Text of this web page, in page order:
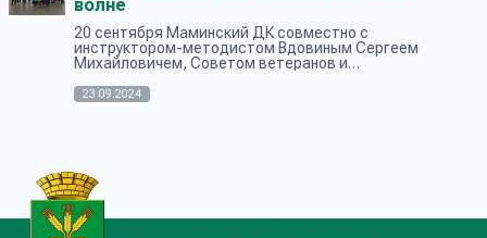
волне
20 сентября Маминский ДК совместно с
инструктором-методистом Вдовиным Сергеем
Михайловичем, Советом ветеранов и
людей старшего поколения "На активной
23.09.2024